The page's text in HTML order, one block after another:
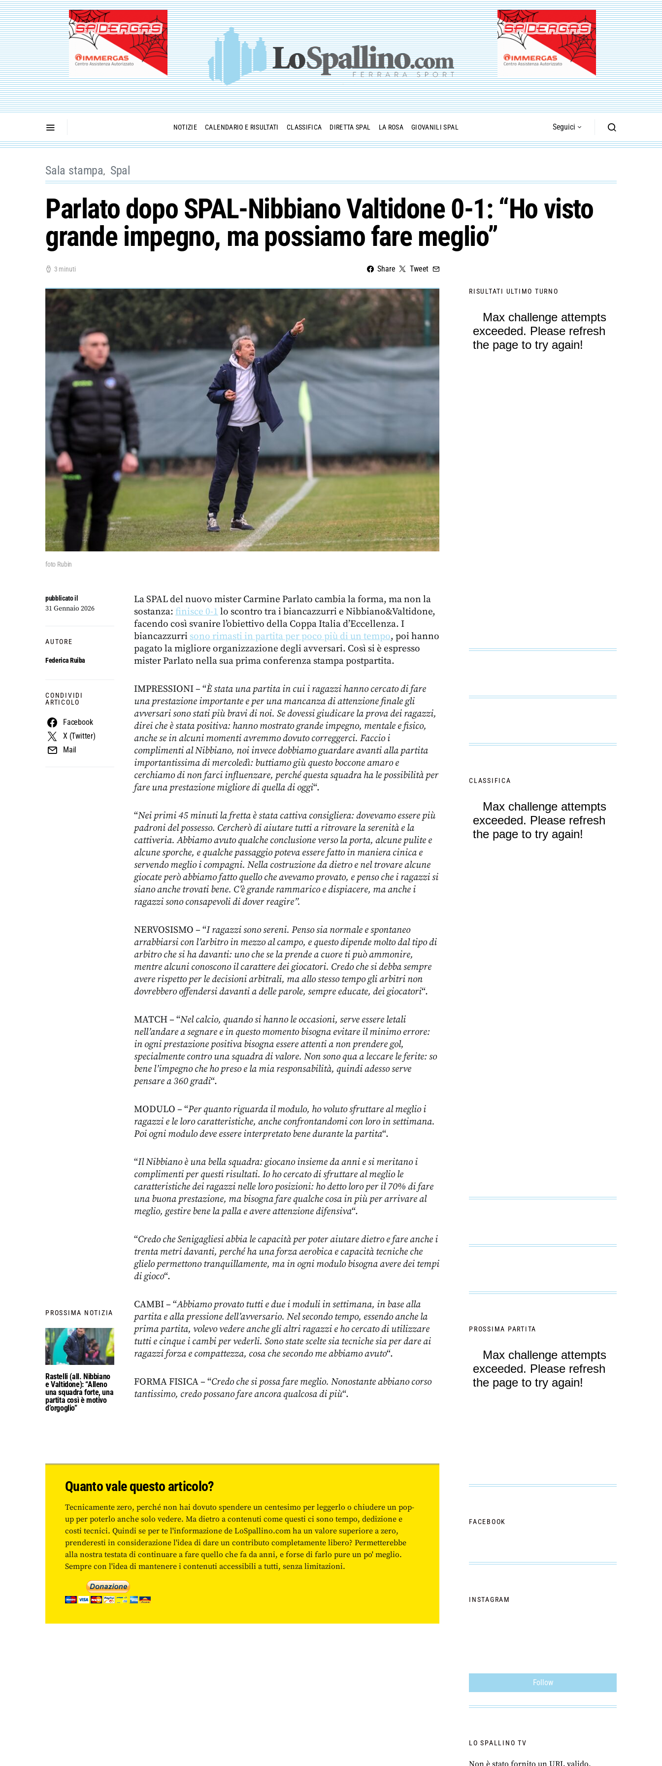
NOTIZIE CALENDARIO E RISULTATI CLASSIFICA DIRETTA SPAL LA ROSA GIOVANILI SPAL Seguici
Sala stampa Spal
Parlato dopo SPAL-Nibbiano Valtidone 0-1: “Ho visto
grande impegno, ma possiamo fare meglio”
3 minuti Share Tweet
foto Rubin
PROSSIMA NOTIZIA
Rastelli (all. Nibbiano
e Valtidone): “Alleno
una squadra forte, una
partita così è motivo
d’orgoglio”
pubblicato il
31 Gennaio 2026
AUTORE
Federica Ruiba
CONDIVIDI
ARTICOLO
Facebook
X (Twitter)
Mail
La SPAL del nuovo mister Carmine Parlato cambia la forma, ma non la
sostanza: finisce 0-1 lo scontro tra i biancazzurri e Nibbiano&Valtidone,
facendo così svanire l’obiettivo della Coppa Italia d’Eccellenza. I
biancazzurri sono rimasti in partita per poco più di un tempo, poi hanno
pagato la migliore organizzazione degli avversari. Così si è espresso
mister Parlato nella sua prima conferenza stampa postpartita.
IMPRESSIONI – “È stata una partita in cui i ragazzi hanno cercato di fare
una prestazione importante e per una mancanza di attenzione finale gli
avversari sono stati più bravi di noi. Se dovessi giudicare la prova dei ragazzi,
direi che è stata positiva: hanno mostrato grande impegno, mentale e fisico,
anche se in alcuni momenti avremmo dovuto correggerci. Faccio i
complimenti al Nibbiano, noi invece dobbiamo guardare avanti alla partita
importantissima di mercoledì: buttiamo giù questo boccone amaro e
cerchiamo di non farci influenzare, perché questa squadra ha le possibilità per
fare una prestazione migliore di quella di oggi“.
“Nei primi 45 minuti la fretta è stata cattiva consigliera: dovevamo essere più
padroni del possesso. Cercherò di aiutare tutti a ritrovare la serenità e la
cattiveria. Abbiamo avuto qualche conclusione verso la porta, alcune pulite e
alcune sporche, e qualche passaggio poteva essere fatto in maniera cinica e
servendo meglio i compagni. Nella costruzione da dietro e nel trovare alcune
giocate però abbiamo fatto quello che avevamo provato, e penso che i ragazzi si
siano anche trovati bene. C’è grande rammarico e dispiacere, ma anche i
ragazzi sono consapevoli di dover reagire”.
NERVOSISMO – “I ragazzi sono sereni. Penso sia normale e spontaneo
arrabbiarsi con l’arbitro in mezzo al campo, e questo dipende molto dal tipo di
arbitro che si ha davanti: uno che se la prende a cuore ti può ammonire,
mentre alcuni conoscono il carattere dei giocatori. Credo che si debba sempre
avere rispetto per le decisioni arbitrali, ma allo stesso tempo gli arbitri non
dovrebbero offendersi davanti a delle parole, sempre educate, dei giocatori“.
MATCH – “Nel calcio, quando si hanno le occasioni, serve essere letali
nell’andare a segnare e in questo momento bisogna evitare il minimo errore:
in ogni prestazione positiva bisogna essere attenti a non prendere gol,
specialmente contro una squadra di valore. Non sono qua a leccare le ferite: so
bene l’impegno che ho preso e la mia responsabilità, quindi adesso serve
pensare a 360 gradi“.
MODULO – “Per quanto riguarda il modulo, ho voluto sfruttare al meglio i
ragazzi e le loro caratteristiche, anche confrontandomi con loro in settimana.
Poi ogni modulo deve essere interpretato bene durante la partita“.
“Il Nibbiano è una bella squadra: giocano insieme da anni e si meritano i
complimenti per questi risultati. Io ho cercato di sfruttare al meglio le
caratteristiche dei ragazzi nelle loro posizioni: ho detto loro per il 70% di fare
una buona prestazione, ma bisogna fare qualche cosa in più per arrivare al
meglio, gestire bene la palla e avere attenzione difensiva“.
“Credo che Senigagliesi abbia le capacità per poter aiutare dietro e fare anche i
trenta metri davanti, perché ha una forza aerobica e capacità tecniche che
glielo permettono tranquillamente, ma in ogni modulo bisogna avere dei tempi
di gioco“.
CAMBI – “Abbiamo provato tutti e due i moduli in settimana, in base alla
partita e alla pressione dell’avversario. Nel secondo tempo, essendo anche la
prima partita, volevo vedere anche gli altri ragazzi e ho cercato di utilizzare
tutti e cinque i cambi per vederli. Sono state scelte sia tecniche sia per dare ai
ragazzi forza e compattezza, cosa che secondo me abbiamo avuto“.
FORMA FISICA – “Credo che si possa fare meglio. Nonostante abbiano corso
tantissimo, credo possano fare ancora qualcosa di più“.
Quanto vale questo articolo?
Tecnicamente zero, perché non hai dovuto spendere un centesimo per leggerlo o chiudere un pop-
up per poterlo anche solo vedere. Ma dietro a contenuti come questi ci sono tempo, dedizione e
costi tecnici. Quindi se per te l'informazione de LoSpallino.com ha un valore superiore a zero,
prenderesti in considerazione l'idea di dare un contributo completamente libero? Permetterebbe
alla nostra testata di continuare a fare quello che fa da anni, e forse di farlo pure un po' meglio.
Sempre con l'idea di mantenere i contenuti accessibili a tutti, senza limitazioni.
RISULTATI ULTIMO TURNO
CLASSIFICA
PROSSIMA PARTITA
FACEBOOK
INSTAGRAM
Follow
LO SPALLINO TV